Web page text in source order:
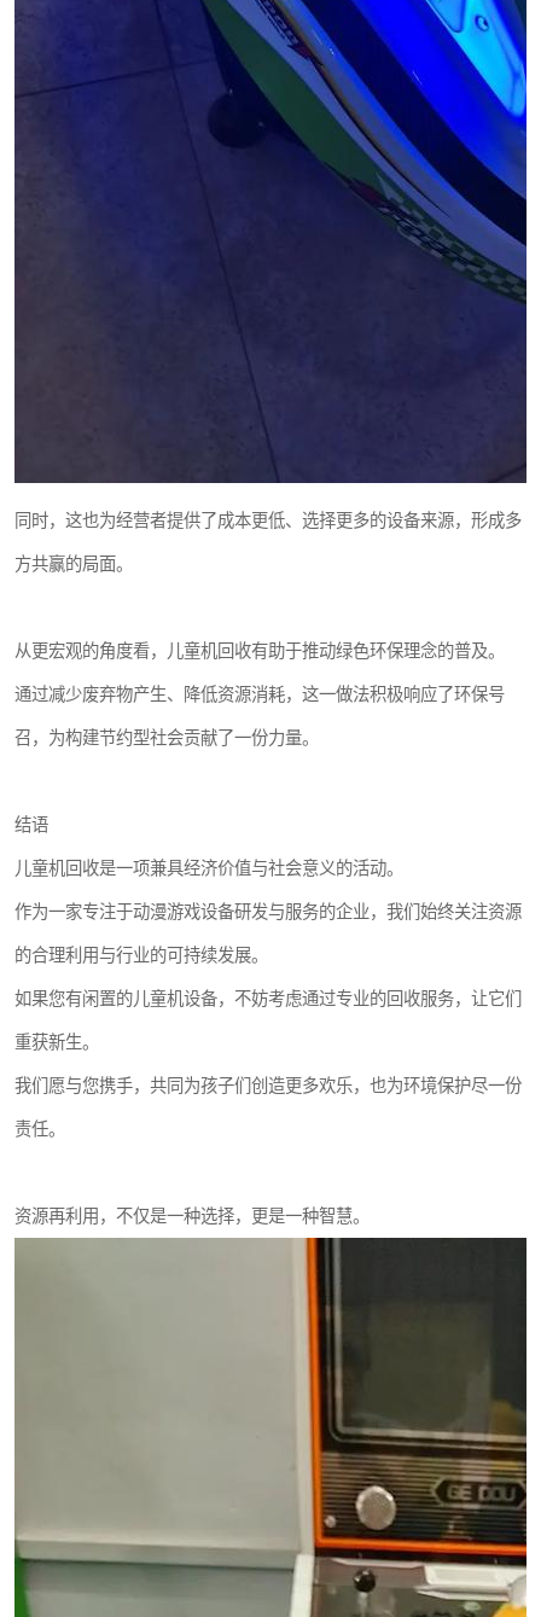
同时，这也为经营者提供了成本更低、选择更多的设备来源，形成多
方共赢的局面。
从更宏观的角度看，儿童机回收有助于推动绿色环保理念的普及。
通过减少废弃物产生、降低资源消耗，这一做法积极响应了环保号
召，为构建节约型社会贡献了一份力量。
结语
儿童机回收是一项兼具经济价值与社会意义的活动。
作为一家专注于动漫游戏设备研发与服务的企业，我们始终关注资源
的合理利用与行业的可持续发展。
如果您有闲置的儿童机设备，不妨考虑通过专业的回收服务，让它们
重获新生。
我们愿与您携手，共同为孩子们创造更多欢乐，也为环境保护尽一份
责任。
资源再利用，不仅是一种选择，更是一种智慧。